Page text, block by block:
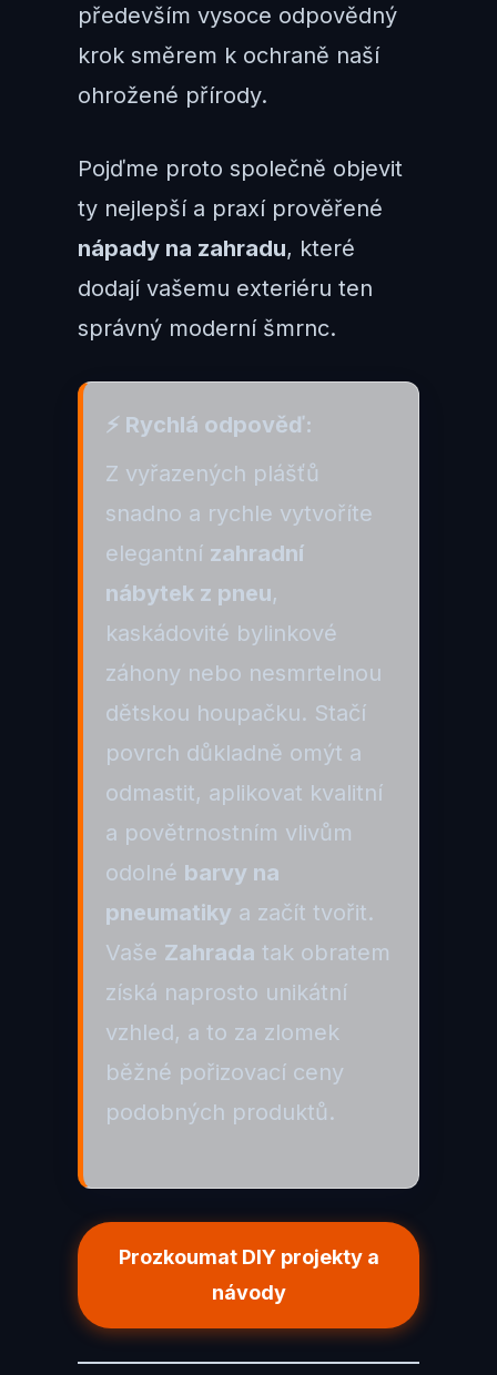
především vysoce odpovědný
krok směrem k ochraně naší
ohrožené přírody.
Pojďme proto společně objevit
ty nejlepší a praxí prověřené
nápady na zahradu, které
dodají vašemu exteriéru ten
správný moderní šmrnc.
⚡ Rychlá odpověď:
Z vyřazených plášťů
snadno a rychle vytvoříte
elegantní zahradní
nábytek z pneu,
kaskádovité bylinkové
záhony nebo nesmrtelnou
dětskou houpačku. Stačí
povrch důkladně omýt a
odmastit, aplikovat kvalitní
a povětrnostním vlivům
odolné barvy na
pneumatiky a začít tvořit.
Vaše Zahrada tak obratem
získá naprosto unikátní
vzhled, a to za zlomek
běžné pořizovací ceny
podobných produktů.
Prozkoumat DIY projekty a
návody